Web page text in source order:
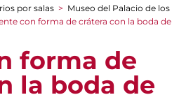
por salas > Museo del Palacio de los
con forma de crátera con la boda de
forma de
la boda de